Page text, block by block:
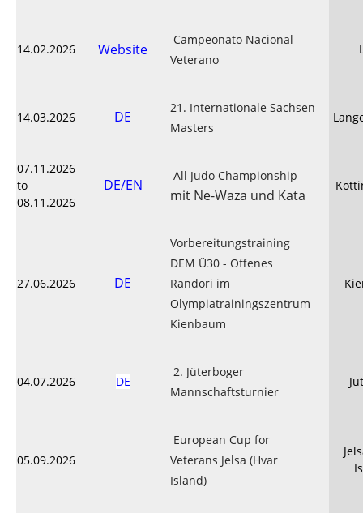
14.02.2026 Website
Campeonato Nacional
Veterano
14.03.2026 DE
21. Internationale Sachsen
Masters
07.11.2026
to
08.11.2026
DE/EN
All Judo Championship
mit Ne-Waza und Kata
27.06.2026 DE
Vorbereitungstraining
DEM Ü30 - Offenes
Randori im
Olympiatrainingszentrum
Kienbaum
04.07.2026 DE
2. Jüterboger
Mannschaftsturnier
05.09.2026
European Cup for
Veterans Jelsa (Hvar
Island)